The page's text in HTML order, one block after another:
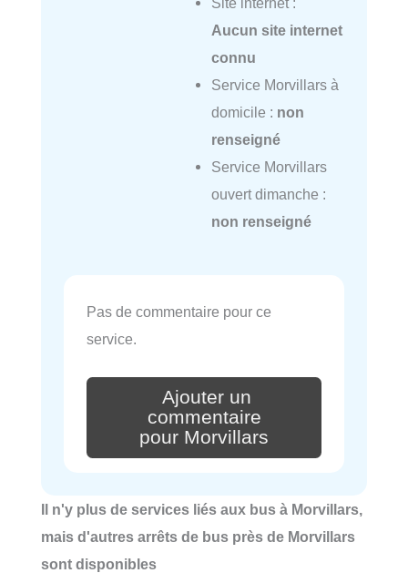
Aucun site internet
connu
Service Morvillars à
domicile : non
renseigné
Service Morvillars
ouvert dimanche :
non renseigné
Pas de commentaire pour ce
service.
Ajouter un
commentaire
pour Morvillars
Il n'y plus de services liés aux bus à Morvillars,
mais d'autres arrêts de bus près de Morvillars
sont disponibles